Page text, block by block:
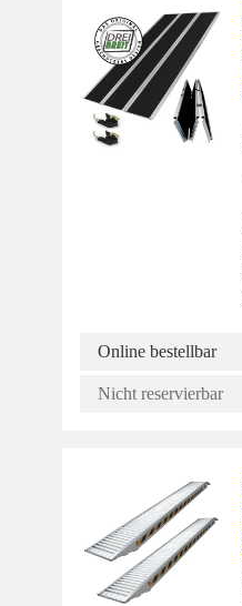
Online bestellbar
Nicht reservierbar